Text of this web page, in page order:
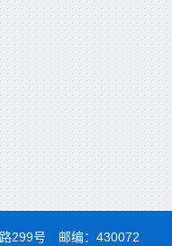
299号 邮编：430072